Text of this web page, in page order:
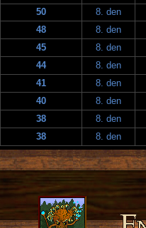
50
8. den
48
8. den
45
8. den
44
8. den
41
8. den
40
8. den
38
8. den
38 8. den